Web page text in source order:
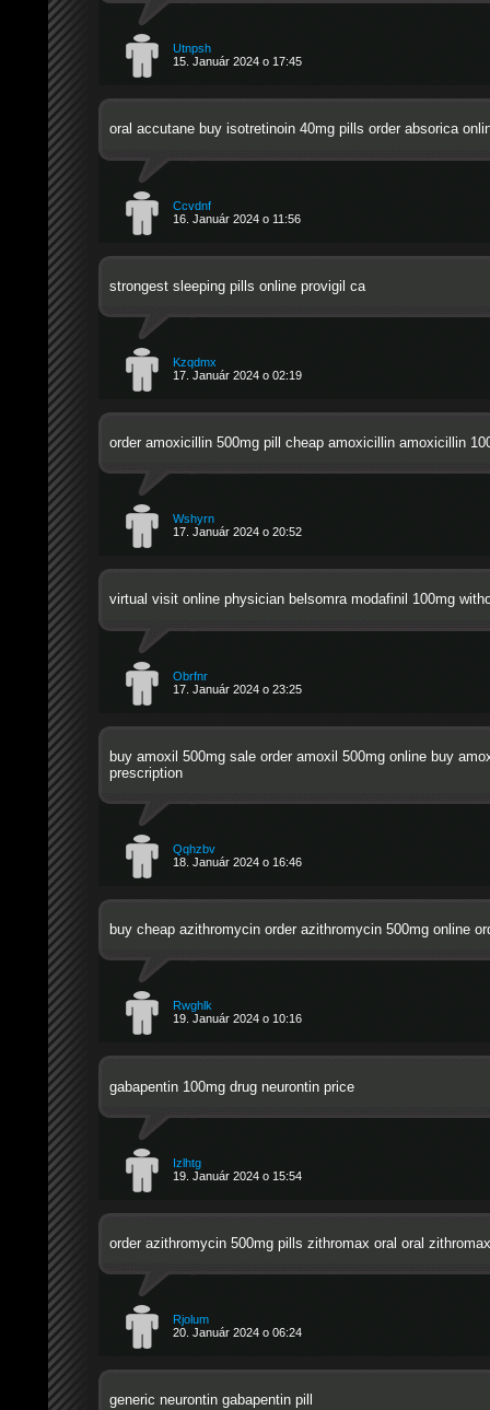
Utnpsh
15. Január 2024 o 17:45
oral accutane buy isotretinoin 40mg pills order absorica
Ccvdnf
16. Január 2024 o 11:56
strongest sleeping pills online provigil ca
Kzqdmx
17. Január 2024 o 02:19
order amoxicillin 500mg pill cheap amoxicillinamoxicillin
Wshyrn
17. Január 2024 o 20:52
virtual visit online physician belsomra modafinil 100mg
Obrfnr
17. Január 2024 o 23:25
buy amoxil 500mg sale order amoxil 500mg onlinebuy
prescription
Qqhzbv
18. Január 2024 o 16:46
buy cheap azithromycin order azithromycin 500mg online
Rwghlk
19. Január 2024 o 10:16
gabapentin 100mg drug neurontin price
Izlhtg
19. Január 2024 o 15:54
order azithromycin 500mg pills zithromax oral oral
Rjolum
20. Január 2024 o 06:24
generic neurontin gabapentin pill